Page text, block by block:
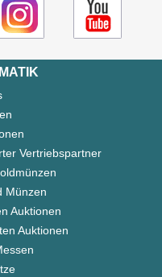
Vertriebspartner
Münzen
Auktionen
Auktionen